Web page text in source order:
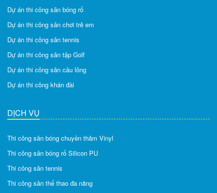
Dự án thi công sân bóng rổ
Dự án thi công sân chơi trẻ em
Dự án thi công sân tennis
Dự án thi công sân tập Golf
Dự án thi công sân cầu lông
Dự án thi công khán đài
DỊCH VỤ
Thi công sân bóng chuyền thảm Vinyl
Thi công sân bóng rổ Silicon PU
Thi công sân tennis
Thi công sân thể thao đa năng